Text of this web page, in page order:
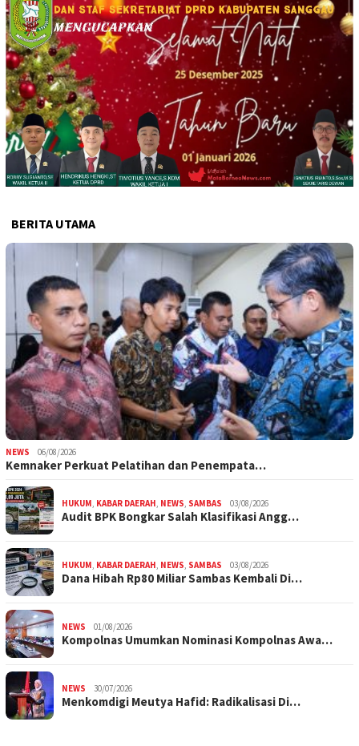
BERITA UTAMA
NEWS 06/08/2026
Kemnaker Perkuat Pelatihan dan Penempata…
HUKUM, KABAR DAERAH, NEWS, SAMBAS 03/08/2026
Audit BPK Bongkar Salah Klasifikasi Angg…
HUKUM, KABAR DAERAH, NEWS, SAMBAS 03/08/2026
Dana Hibah Rp80 Miliar Sambas Kembali Di…
NEWS 01/08/2026
Kompolnas Umumkan Nominasi Kompolnas Awa…
NEWS 30/07/2026
Menkomdigi Meutya Hafid: Radikalisasi Di…